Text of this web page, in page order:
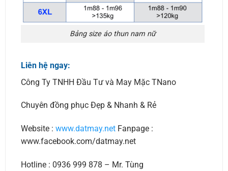
Bảng size áo thun nam nữ
Liên hệ ngay:
Công Ty TNHH Đầu Tư và May Mặc TNano
Chuyên đồng phục Đẹp & Nhanh & Rẻ
Website : www.datmay.netFanpage :
www.facebook.com/datmay.net
Hotline : 0936 999 878 – Mr. Tùng